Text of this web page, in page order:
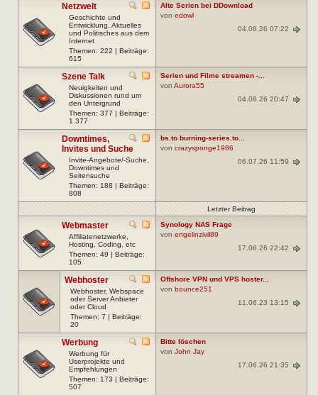
Netzwelt
Geschichte und
Entwicklung, Aktuelles
und Politisches aus dem
Internet
Themen: 222 | Beiträge:
615
Alte Serien bei DDownload
von edowl
04.08.26 07:22
Szene Talk
Neuigkeiten und
Diskussionen rund um
den Untergrund
Themen: 377 | Beiträge:
1.377
Serien und Filme streamen -...
von Aurora55
04.08.26 20:47
Downtimes,
Invites und Suche
Invite-Angebote/-Suche,
Downtimes und
Seitensuche
Themen: 188 | Beiträge:
808
bs.to burning-series.to...
von crazysponge1986
06.07.26 11:59
Letzter Beitrag
Webmaster
Affiliatenetzwerke,
Hosting, Coding, etc
Themen: 49 | Beiträge:
105
Synology NAS Frage
von engelinzivil89
17.06.26 22:42
Webhoster
Webhoster, Webspace
oder Server Anbieter
oder Cloud
Themen: 7 | Beiträge:
20
Offshore VPN und VPS hoster...
von bounce251
11.06.23 13:15
Werbung
Werbung für
Userprojekte und
Empfehlungen
Themen: 173 | Beiträge:
507
Bitte löschen
von John Jay
17.06.26 21:35